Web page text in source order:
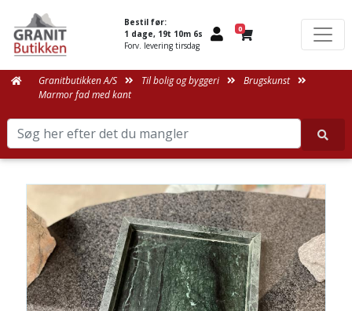
Bestil før:
1 dage, 19t 10m 6s
Forv. levering tirsdag
0
Granitbutikken A/S Til bolig og byggeri
Brugskunst
Marmor fad med kant